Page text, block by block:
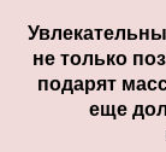
не только
подарят
еще